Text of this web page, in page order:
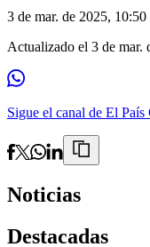
3 de mar. de 2025, 10:50
Actualizado el 3 de mar.
Sigue el canal de El
Noticias
Destacadas